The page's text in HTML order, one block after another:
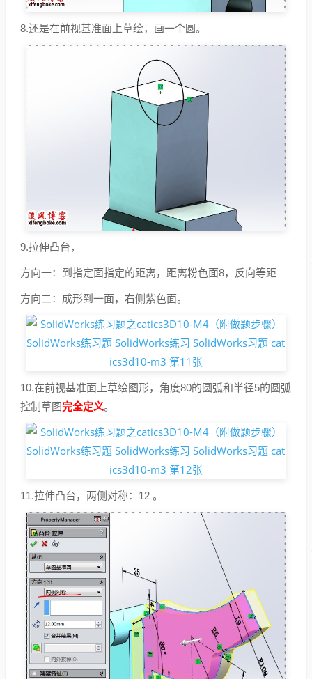
8.还是在前视基准面上草绘，画一个圆。
9.拉伸凸台，
方向一：到指定面指定的距离，距离粉色面8，反向等距
方向二：成形到一面，右侧紫色面。
10.在前视基准面上草绘图形，角度80的圆弧和半径5的圆弧
控制草图完全定义。
11.拉伸凸台，两侧对称：12 。